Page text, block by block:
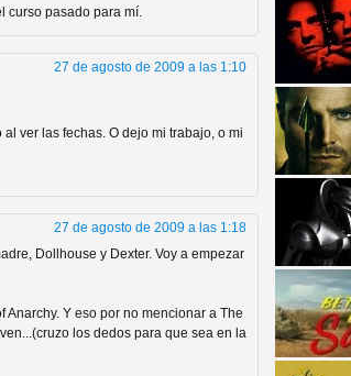
y
curso pasado para mí.
27 de agosto de 2009 a las 1:10
ver las fechas. O dejo mi trabajo, o mi
27 de agosto de 2009 a las 1:18
Dollhouse y Dexter. Voy a empezar
Anarchy. Y eso por no mencionar a The
los dedos para que sea en la